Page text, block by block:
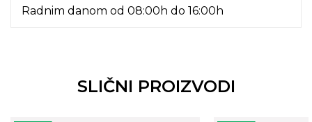
Radnim danom od 08:00h do 16:00h
SLIČNI PROIZVODI